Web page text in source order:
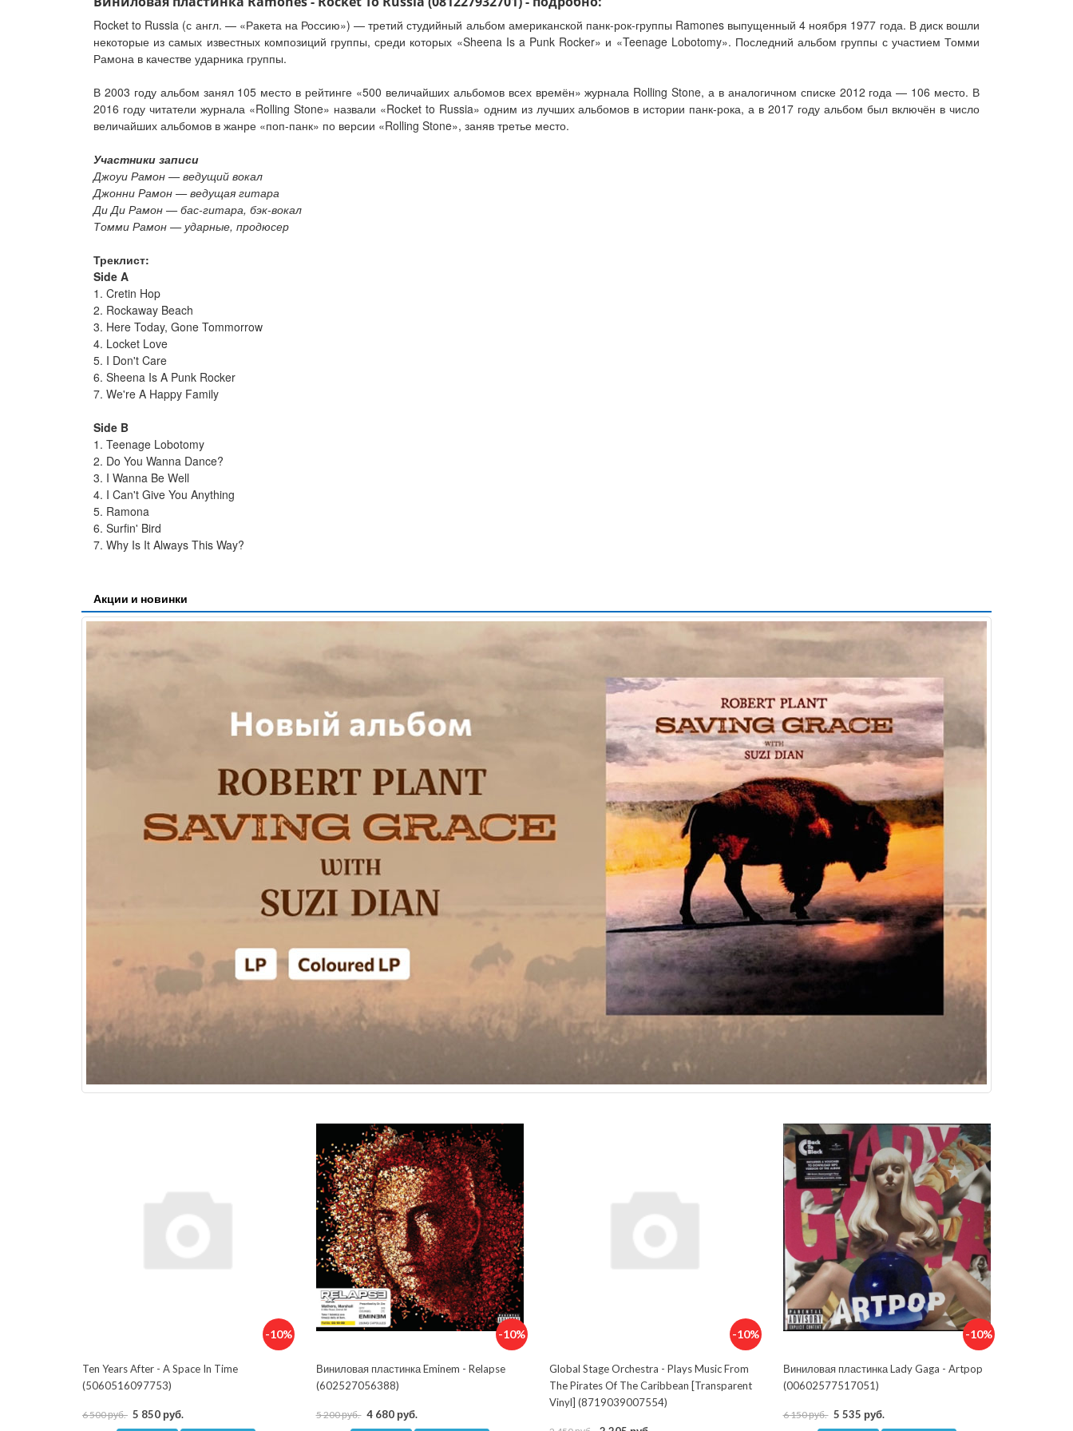
Rocket to Russia (с англ. — «Ракета на Россию») — третий студийный альбом американской панк-рок-группы Ramones выпущенный 4 ноября 1977 года. В диск вошли
некоторые из самых известных композиций группы, среди которых «Sheena Is a Punk Rocker» и «Teenage Lobotomy». Последний альбом группы с участием Томми
Рамона в качестве ударника группы.
В 2003 году альбом занял 105 место в рейтинге «500 величайших альбомов всех времён» журнала Rolling Stone, а в аналогичном списке 2012 года — 106 место. В
2016 году читатели журнала «Rolling Stone» назвали «Rocket to Russia» одним из лучших альбомов в истории панк-рока, а в 2017 году альбом был включён в число
величайших альбомов в жанре «поп-панк» по версии «Rolling Stone», заняв третье место.
Участники записи
Джоуи Рамон — ведущий вокал
Джонни Рамон — ведущая гитара
Ди Ди Рамон — бас-гитара, бэк-вокал
Томми Рамон — ударные, продюсер
Треклист:
Side A
1. Cretin Hop
2. Rockaway Beach
3. Here Today, Gone Tommorrow
4. Locket Love
5. I Don't Care
6. Sheena Is A Punk Rocker
7. We're A Happy Family
Side B
1. Teenage Lobotomy
2. Do You Wanna Dance?
3. I Wanna Be Well
4. I Can't Give You Anything
5. Ramona
6. Surfin' Bird
7. Why Is It Always This Way?
Акции и новинки
-10%
Ten Years After - A Space In Time
(5060516097753)
6 500 руб. 5 850 руб.
-10%
Виниловая пластинка Eminem - Relapse
(602527056388)
5 200 руб. 4 680 руб.
-10%
Global Stage Orchestra - Plays Music From
The Pirates Of The Caribbean [Transparent
Vinyl] (8719039007554)
-10%
Виниловая пластинка Lady Gaga - Artpop
(00602577517051)
6 150 руб. 5 535 руб.